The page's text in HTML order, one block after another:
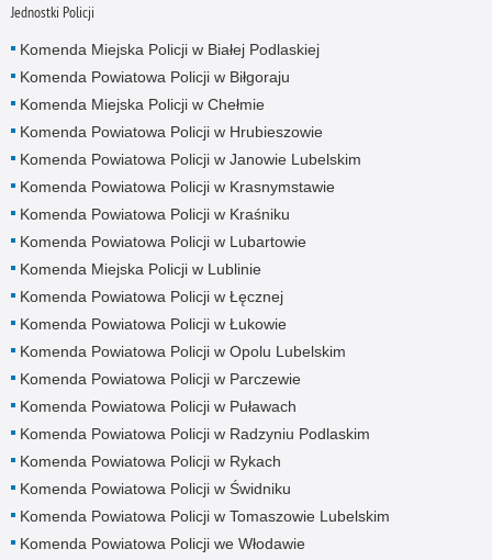
Jednostki Policji
Komenda Miejska Policji w Białej Podlaskiej
Komenda Powiatowa Policji w Biłgoraju
Komenda Miejska Policji w Chełmie
Komenda Powiatowa Policji w Hrubieszowie
Komenda Powiatowa Policji w Janowie Lubelskim
Komenda Powiatowa Policji w Krasnymstawie
Komenda Powiatowa Policji w Kraśniku
Komenda Powiatowa Policji w Lubartowie
Komenda Miejska Policji w Lublinie
Komenda Powiatowa Policji w Łęcznej
Komenda Powiatowa Policji w Łukowie
Komenda Powiatowa Policji w Opolu Lubelskim
Komenda Powiatowa Policji w Parczewie
Komenda Powiatowa Policji w Puławach
Komenda Powiatowa Policji w Radzyniu Podlaskim
Komenda Powiatowa Policji w Rykach
Komenda Powiatowa Policji w Świdniku
Komenda Powiatowa Policji w Tomaszowie Lubelskim
Komenda Powiatowa Policji we Włodawie